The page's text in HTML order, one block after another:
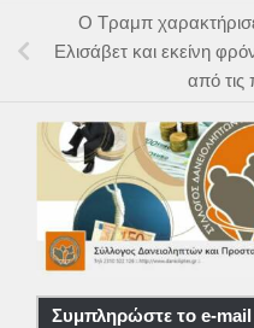
Ο Τραμπ
Ελισάβετ και εκείνη
από τις
Συμπληρώστε το e-mail